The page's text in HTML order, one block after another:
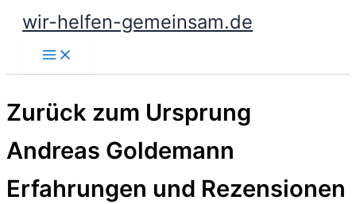
Zum
Inhalt
springen
wir-helfen-gemeinsam.de
Zurück zum Ursprung
Andreas Goldemann
Erfahrungen und Rezensionen